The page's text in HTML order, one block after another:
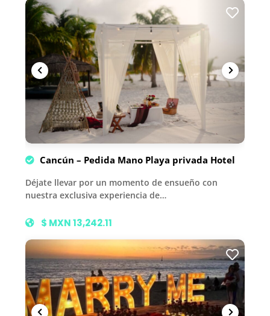
Cancún – Pedida Mano Playa privada Hotel
Déjate llevar por un momento de ensueño con
nuestra exclusiva experiencia de…
$ MXN 13,242.11